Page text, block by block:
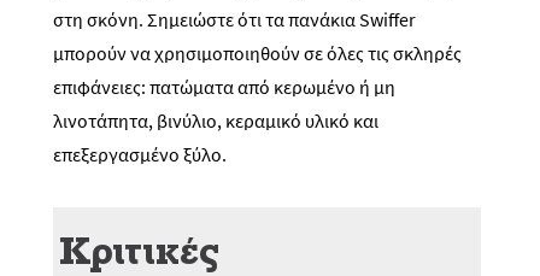
στη σκόνη. Σημειώστε ότι τα πανάκια Swiffer
μπορούν να χρησιμοποιηθούν σε όλες τις σκληρές
επιφάνειες: πατώματα από κερωμένο ή μη
λινοτάπητα, βινύλιο, κεραμικό υλικό και
επεξεργασμένο ξύλο.
Κριτικές